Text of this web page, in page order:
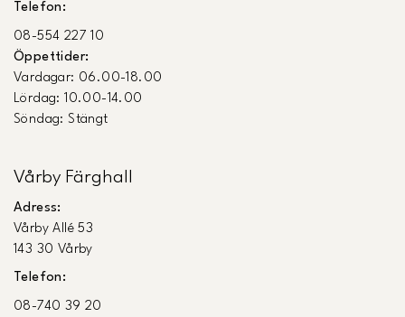
Telefon:
08-554 227 10
Öppettider:
Vardagar: 06.00-18.00
Lördag: 10.00-14.00
Söndag: Stängt
Vårby Färghall
Adress:
Vårby Allé 53
143 30 Vårby
Telefon:
08-740 39 20